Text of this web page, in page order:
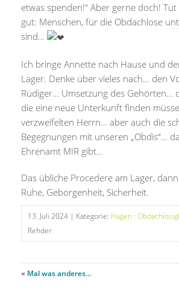
etwas spenden!“ Aber gerne doch!
gut: Menschen, für die Obdachlose
sind…
Ich bringe Annette nach Hause und
Lager. Denke über vieles nach… den
Rüdiger… Umsetzung des Gehörten…
die eine neue Unterkunft finden
verzweifelten Herrn… aber auch die
Begegnungen mit unseren „Obdis“…
Ehrenamt MIR gibt…
Das übliche Procedere am Lager,
Ruhe, Geborgenheit, Sicherheit.
13. Juli 2024 | Kategorie: Hagen ·
Rehder
« Mal was anderes…